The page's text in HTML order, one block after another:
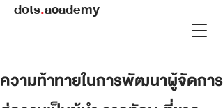
dots.academy
ความท้าทายในการพัฒนาผู้จัดการ